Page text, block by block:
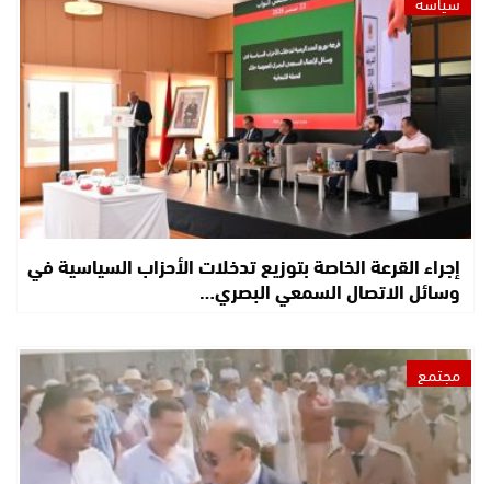
إجراء القرعة الخاصة بتوزيع تدخلات الأحزاب السياسية في
وسائل الاتصال السمعي البصري…
مجتمع